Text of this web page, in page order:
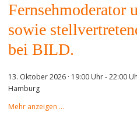
Fernsehmoderator
sowie
bei BILD.
13. Oktober 2026 · 19:00 Uhr-22:00
Hamburg
Mehr anzeigen …